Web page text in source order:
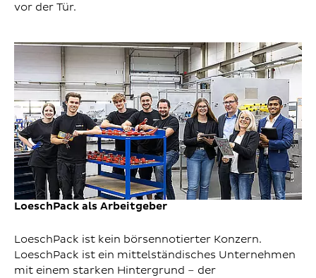
vor der Tür.
LoeschPack als Arbeitgeber
LoeschPack ist kein börsennotierter Konzern.
LoeschPack ist ein mittelständisches Unternehmen
mit einem starken Hintergrund – der